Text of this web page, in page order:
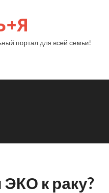
портал для всей семьи!
к раку?